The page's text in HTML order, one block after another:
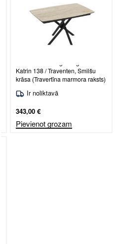
Katrin 138 / Traventen, Smilšu
krāsa (Travertīna marmora raksts)
Ir noliktavā
343,00 €
Pievienot grozam